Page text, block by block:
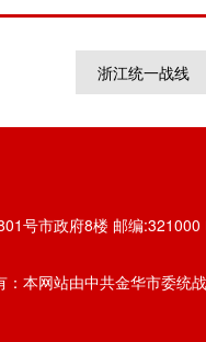
浙江统一战线
号市政府8楼 邮编
：本网站由中共金华市委统